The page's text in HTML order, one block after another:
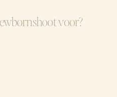
voor?